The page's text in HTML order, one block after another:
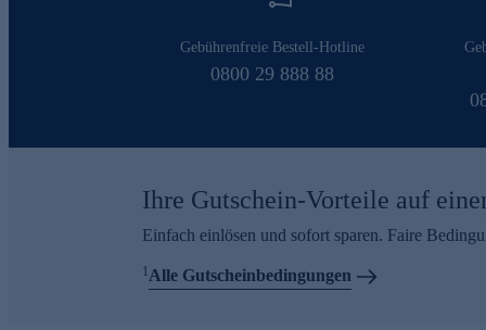
Gebührenfreie Bestell-Hotline
0800 29 888 88
Ihre Gutschein-Vorteile auf
Einfach einlösen und sofort sparen. Faire
1Alle Gutscheinbedingungen